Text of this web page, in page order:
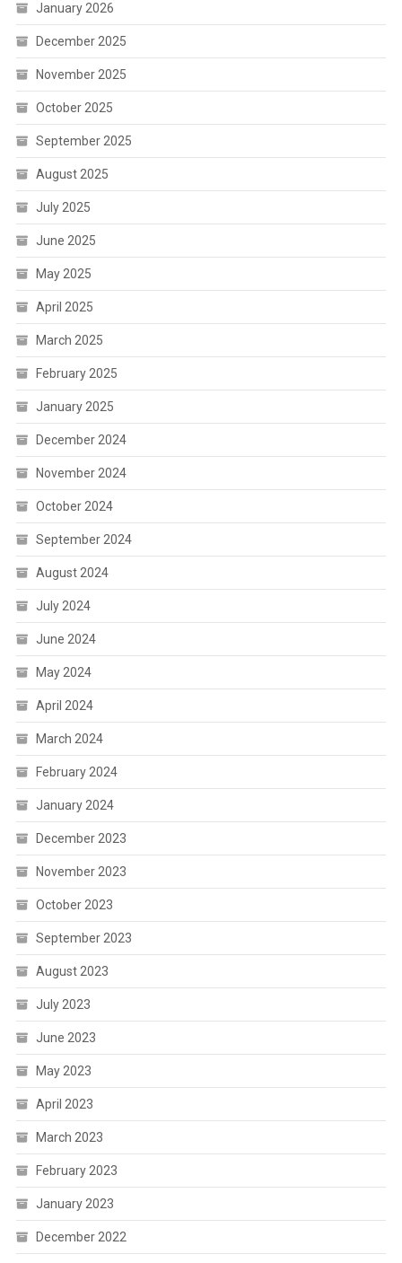
January 2026
December 2025
November 2025
October 2025
September 2025
August 2025
July 2025
June 2025
May 2025
April 2025
March 2025
February 2025
January 2025
December 2024
November 2024
October 2024
September 2024
August 2024
July 2024
June 2024
May 2024
April 2024
March 2024
February 2024
January 2024
December 2023
November 2023
October 2023
September 2023
August 2023
July 2023
June 2023
May 2023
April 2023
March 2023
February 2023
January 2023
December 2022